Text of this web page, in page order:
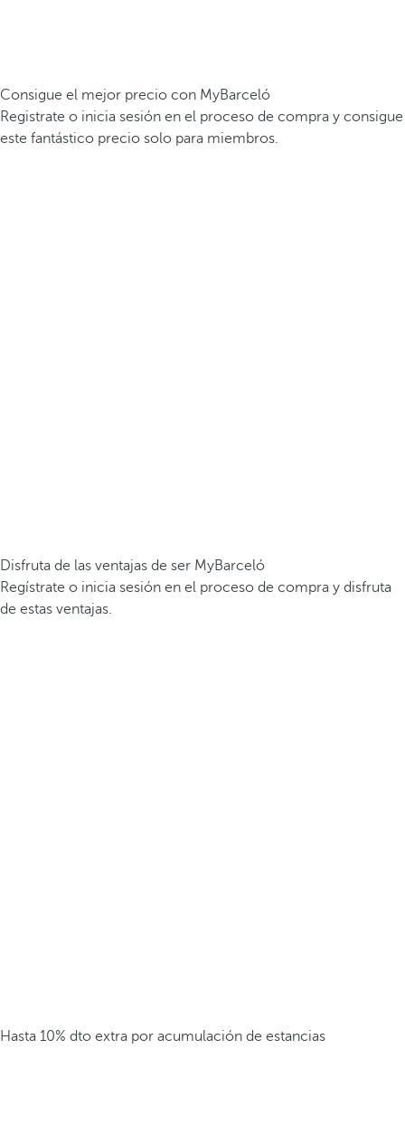
Consigue el mejor precio con MyBarceló
Registrate o inicia sesión en el proceso de compra y consigue
este fantástico precio solo para miembros.
Disfruta de las ventajas de ser MyBarceló
Regístrate o inicia sesión en el proceso de compra y disfruta
de estas ventajas.
Hasta 10% dto extra por acumulación de estancias